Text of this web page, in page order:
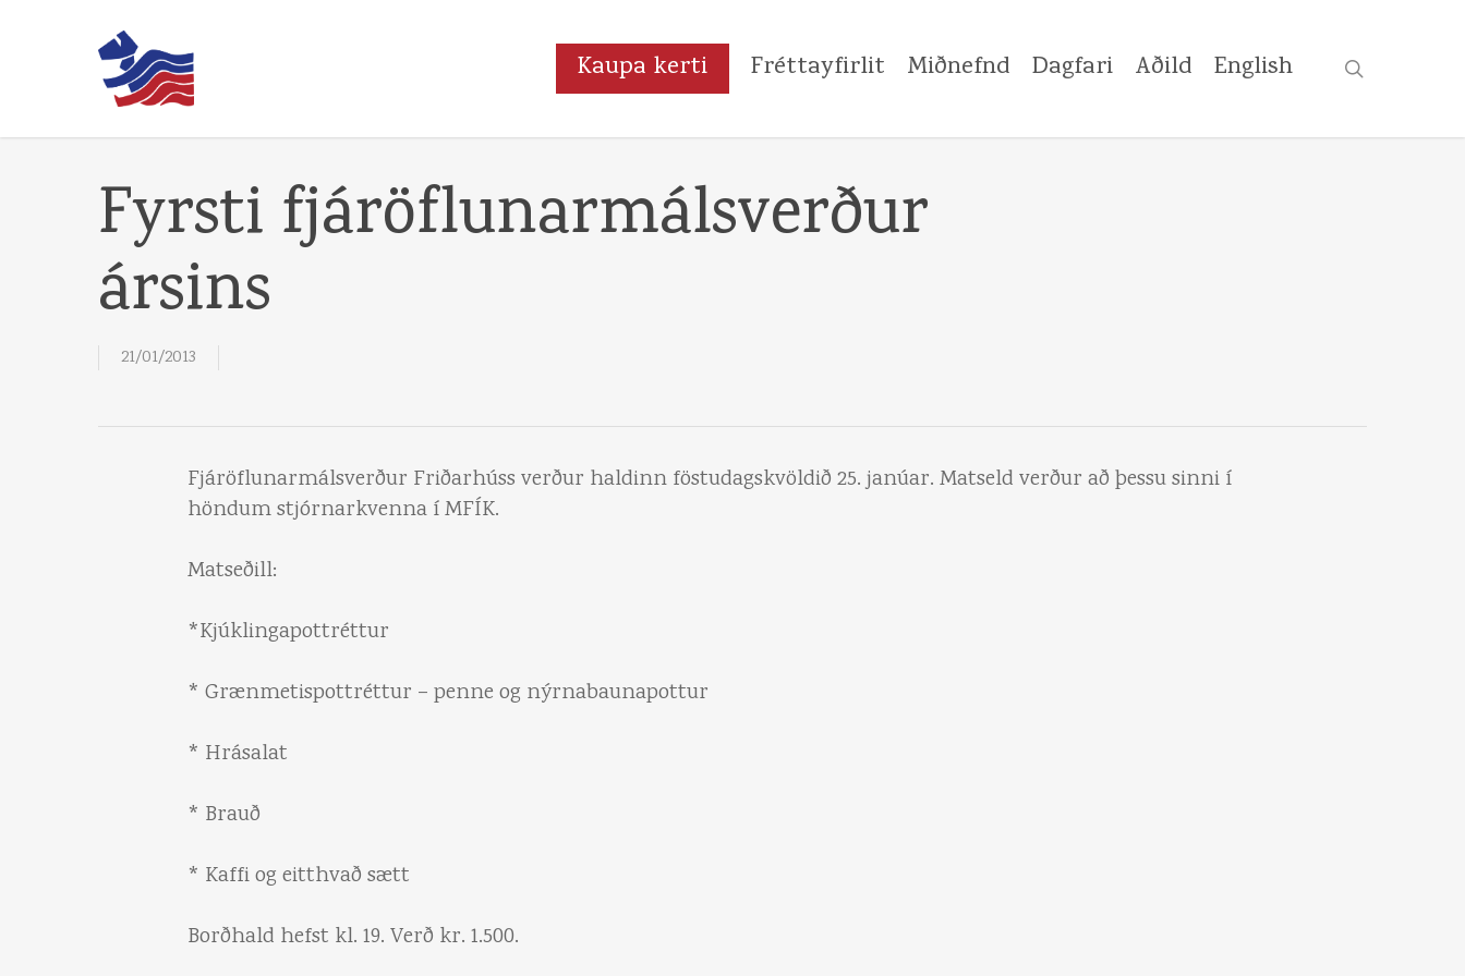
Kaupa kerti Fréttayfirlit Miðnefnd Dagfari Aðild English
Fyrsti fjáröflunarmálsverður
ársins
21/01/2013
Fjáröflunarmálsverður Friðarhúss verður haldinn föstudagskvöldið 25. janúar. Matseld verður að þessu sinni í
höndum stjórnarkvenna í MFÍK.
Matseðill:
*Kjúklingapottréttur
* Grænmetispottréttur – penne og nýrnabaunapottur
* Hrásalat
* Brauð
* Kaffi og eitthvað sætt
Borðhald hefst kl. 19. Verð kr. 1.500.